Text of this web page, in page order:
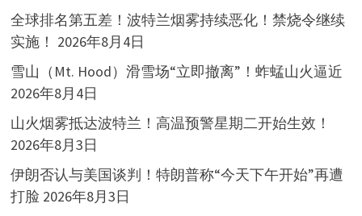
全球排名第五差！波特兰烟雾持续恶化！禁烧令继续
实施！ 2026年8月4日
雪山（Mt. Hood）滑雪场“立即撤离”！蚱蜢山火逼近
2026年8月4日
山火烟雾抵达波特兰！高温预警星期二开始生效！
2026年8月3日
伊朗否认与美国谈判！特朗普称“今天下午开始”再遭
打脸 2026年8月3日